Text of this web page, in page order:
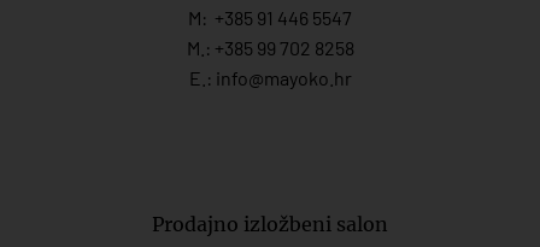
M: +385 91 446 5547
M.: +385 99 702 8258
E.: info@mayoko. hr
Prodajno izložbeni salon